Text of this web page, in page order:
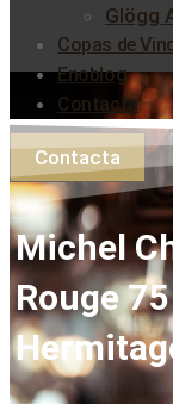
Glögg
Copas de
Enoblog
Contacta
Contacta
Michel
Rouge